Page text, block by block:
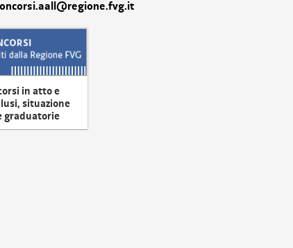
in atto e
situazione
graduatorie